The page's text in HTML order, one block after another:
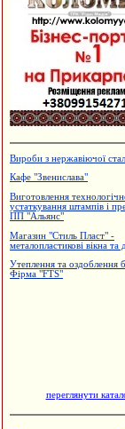
Туристична агенція
Виробництво камертонів
Готельно-ресторанний
"Беркут"
Садиба зеленого туризму
переглянути